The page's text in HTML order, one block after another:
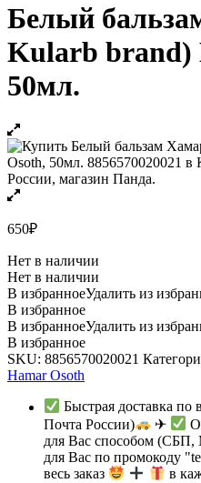
Белый
Kularb brand)
50мл.
650₽
Нет в наличии
Нет в наличии
В избранноеУдалить из
В избранное
В избранноеУдалить из
В избранное
SKU: 8856570020021
Hamar Osoth
Быстрая доставка
Почта России)
✈
для Вас способом (СБП,
для Вас по промокоду
весь заказ
в